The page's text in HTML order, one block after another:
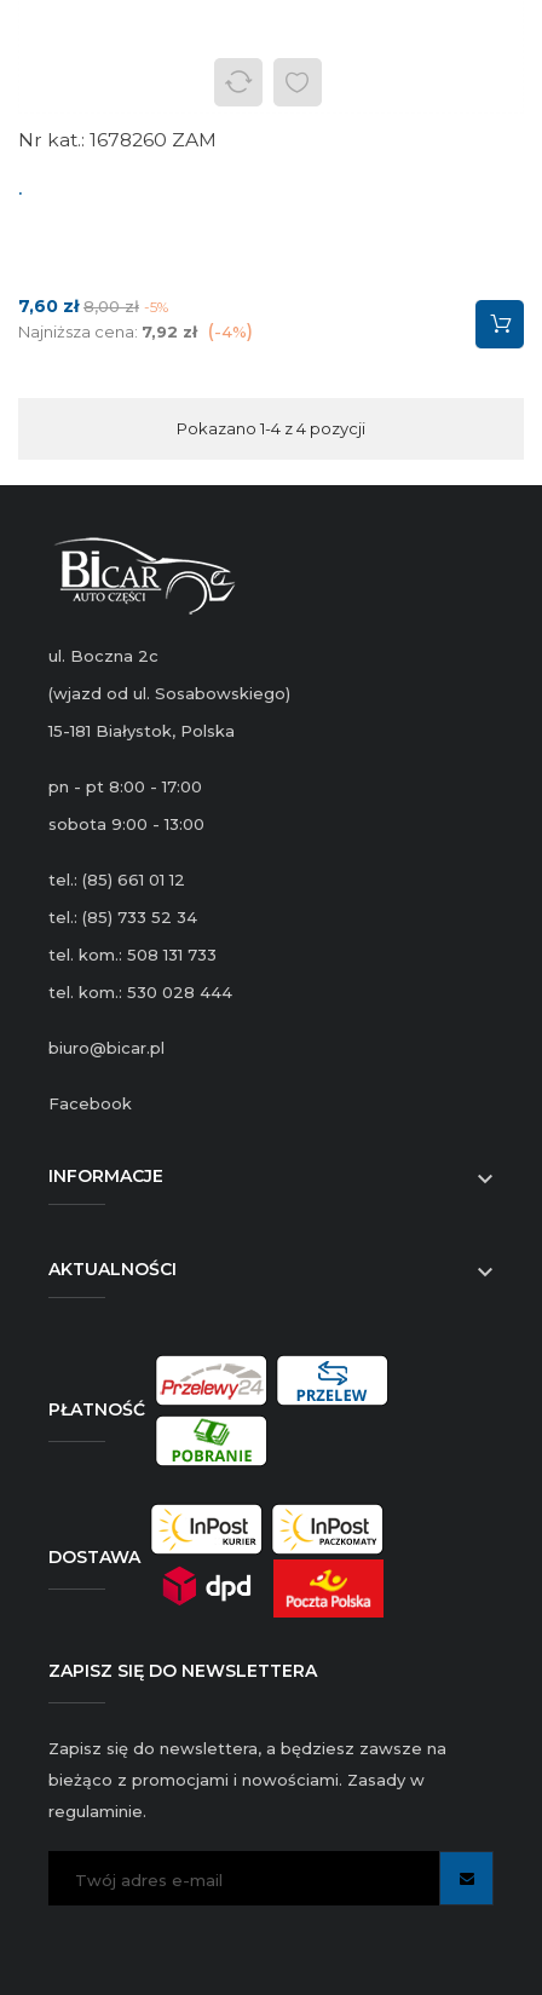
1678260 ZAM
.
Cena
7,60 zł Cena
podstawowa
8,00 zł -5%
Najniższa cena: 7,92 zł -4%
Pokazano 1-4 z 4 pozycji
ul. Boczna 2c
(wjazd od ul. Sosabowskiego)
15-181 Białystok, Polska
pn - pt 8:00 - 17:00
sobota 9:00 - 13:00
tel.: (85) 661 01 12
tel.: (85) 733 52 34
tel. kom.: 508 131 733
tel. kom.: 530 028 444
biuro@bicar.pl
Facebook
INFORMACJE 
AKTUALNOŚCI 
PŁATNOŚĆ
DOSTAWA
ZAPISZ SIĘ DO NEWSLETTERA
Zapisz się do newslettera, a będziesz zawsze na
bieżąco z promocjami i nowościami. Zasady w
regulaminie.